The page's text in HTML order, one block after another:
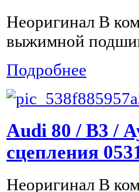
Неоригинал В
выжимной
Подробнее
Audi 80 / B3 /
сцепления
Неоригинал В